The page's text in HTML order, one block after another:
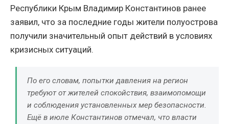
Республики Крым Владимир Константинов ранее
заявил, что за последние годы жители полуострова
получили значительный опыт действий в условиях
кризисных ситуаций.
По его словам, попытки давления на регион
требуют от жителей спокойствия, взаимопомощи
и соблюдения установленных мер безопасности.
Ещё в июле Константинов отмечал, что власти